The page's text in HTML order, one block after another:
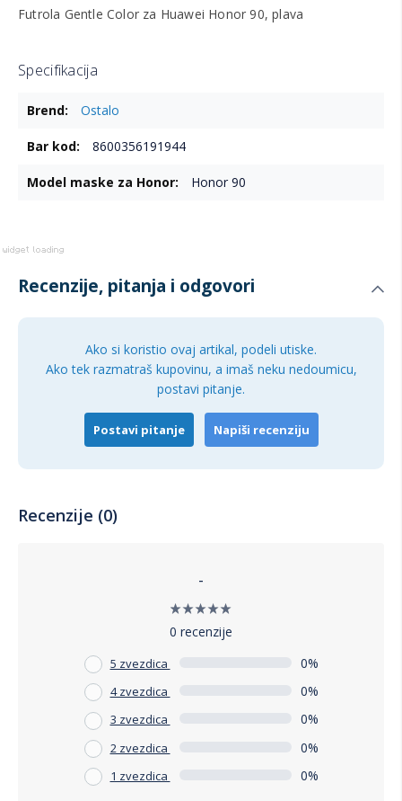
Futrola Gentle Color za Huawei Honor 90, plava
Specifikacija
informacijaOstalo
8600356191944
Honor 90
Recenzije, pitanja i odgovori
Ako si koristio ovaj artikal, podeli utiske.
Ako tek razmatraš kupovinu, a imaš neku nedoumicu,
postavi pitanje.
Postavi pitanje Napiši recenziju
Recenzije (0)
-
0 recenzije
5 zvezdica 0%
4 zvezdica 0%
3 zvezdica 0%
2 zvezdica 0%
1 zvezdica 0%